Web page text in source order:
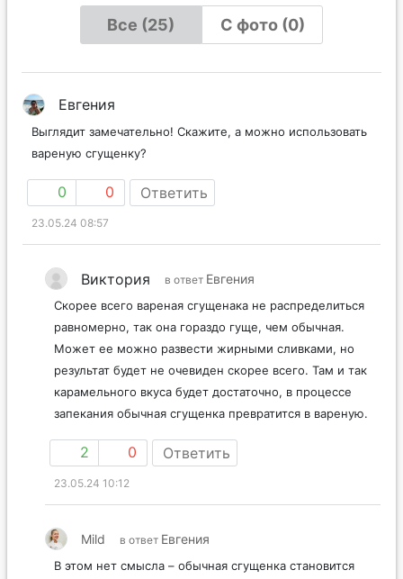
Все (25)
С фото (0)
Евгения
Выглядит замечательно! Скажите, а можно использовать
вареную сгущенку?
0 0 Ответить
23.05.24 08:57
Виктория в ответ Евгения
Скорее всего вареная сгущенака не распределиться
равномерно, так она гораздо гуще, чем обычная.
Может ее можно развести жирными сливками, но
результат будет не очевиден скорее всего. Там и так
карамельного вкуса будет достаточно, в процессе
запекания обычная сгущенка превратится в вареную.
2 0 Ответить
23.05.24 10:12
Mild в ответ Евгения
В этом нет смысла – обычная сгущенка становится